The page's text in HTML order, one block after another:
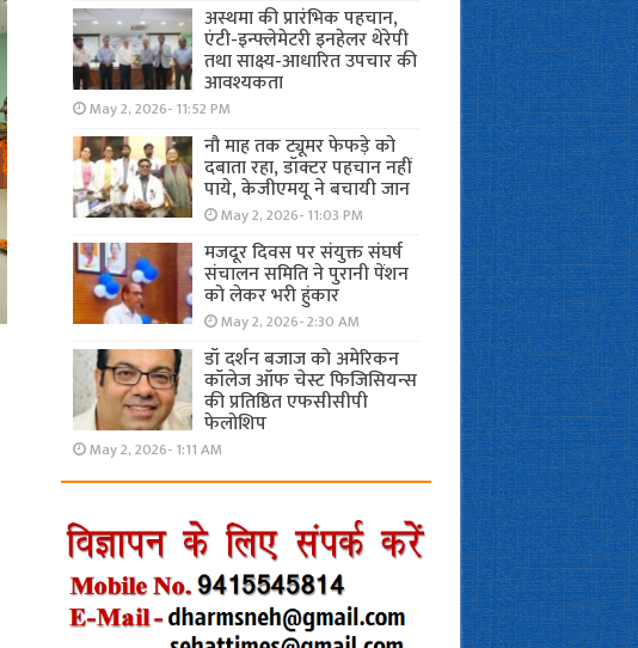
अस्थमा की प्रारंभिक पहचान,
एंटी-इन्फ्लेमेटरी इनहेलर थेरेपी
तथा साक्ष्य-आधारित उपचार की
आवश्यकता
May 2, 2026- 11:52 PM
नौ माह तक ट्यूमर फेफड़े को
दबाता रहा, डॉक्टर पहचान नहीं
पाये, केजीएमयू ने बचायी जान
May 2, 2026- 11:03 PM
मजदूर दिवस पर संयुक्त संघर्ष
संचालन समिति ने पुरानी पेंशन
को लेकर भरी हुंकार
May 2, 2026- 2:30 AM
डॉ दर्शन बजाज को अमेरिकन
कॉलेज ऑफ चेस्ट फिजिसियन्स
की प्रतिष्ठित एफसीसीपी
फेलोशिप
May 2, 2026- 1:11 AM